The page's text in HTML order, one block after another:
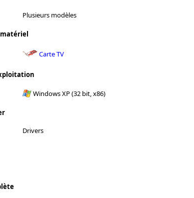
Plusieurs modèles
Carte TV
Windows XP (32 bit, x86)
Drivers